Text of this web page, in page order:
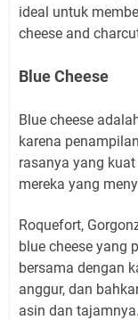
ideal untuk
cheese and
Blue Cheese
Blue cheese
karena
rasanya yang
mereka yang
Roquefort,
blue cheese yang
bersama dengan
anggur, dan
asin dan tajamnya.